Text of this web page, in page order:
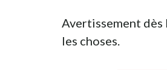
Avertissement dès
les choses.